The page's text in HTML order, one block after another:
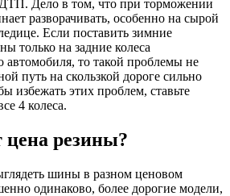
Дело в том, что при торможении
разворачивать, особенно на сырой
Если поставить зимние
только на задние колеса
автомобиля, то такой проблемы не
путь на скользкой дороге сильно
избежать этих проблем, ставьте
4 колеса.
цена резины?
шины в разном ценовом
одинаково, более дорогие модели,